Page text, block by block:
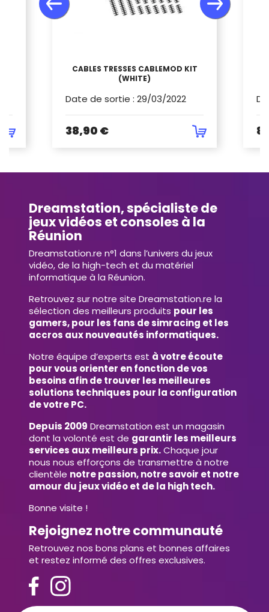
CABLES TRESSES CABLEMOD KIT
(WHITE)
Date de sortie : 29/03/2022
38,90 €
Dreamstation, spécialiste de
jeux vidéos et consoles à la
Réunion
Dreamstation.re n°1 dans l’univers du jeux
vidéo, de la high-tech et du matériel
informatique à la Réunion.
Retrouvez sur notre site Dreamstation.re la
sélection des meilleurs produits pour les
gamers, pour les fans de simracing et les
accros aux nouveautés informatiques.
Notre équipe d’experts est à votre écoute
pour vous orienter en fonction de vos
besoins afin de trouver les meilleures
solutions techniques pour la configuration
de votre PC.
Depuis 2009 Dreamstation est un magasin
dont la volonté est de garantir les meilleurs
services aux meilleurs prix.Chaque jour
nous nous efforçons de transmettre à notre
clientèle notre passion, notre savoir et notre
amour du jeux vidéo et de la high tech.
Bonne visite !
Rejoignez notre communauté
Retrouvez nos bons plans et bonnes affaires
et restez informé des offres exclusives.